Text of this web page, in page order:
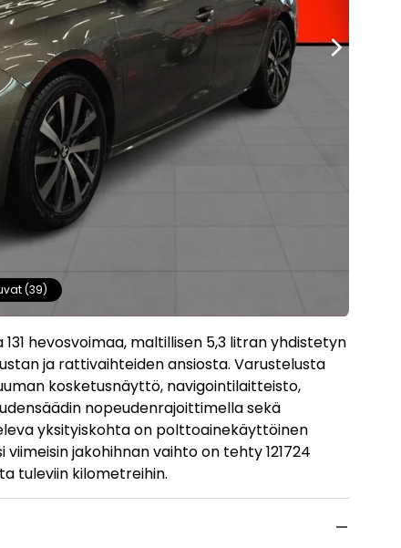
(39)
hevosvoimaa, maltillisen 5,3 litran yhdistetyn
ja rattivaihteiden ansiosta. Varustelusta
kosketusnäyttö, navigointilaitteisto,
nopeudenrajoittimella sekä
yksityiskohta on polttoainekäyttöinen
jakohihnan vaihto on tehty 121724
tuleviin kilometreihin.